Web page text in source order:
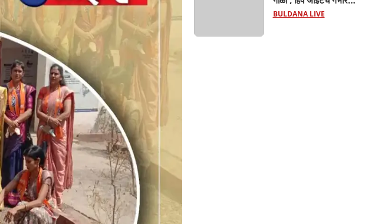
मुद्देमालासह पकडले.....
फ्रॅक्चर अन् मृत्यूशी झुंज...
BULDANA LIVE